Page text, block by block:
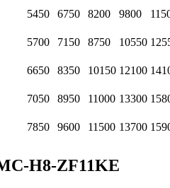
5450 6750 8200 9800
5700 7150 8750 10550
6650 8350 10150 12100
7050 8950 11000 13300
7850 9600 11500 13700
H8-ZF11KE